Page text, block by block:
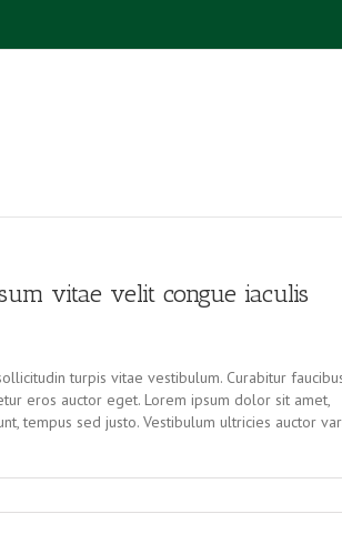
vitae velit congue iaculis
turpis vitae vestibulum. Curabitur
eros auctor eget. Lorem ipsum dolor sit amet,
tempus sed justo. Vestibulum ultricies auctor